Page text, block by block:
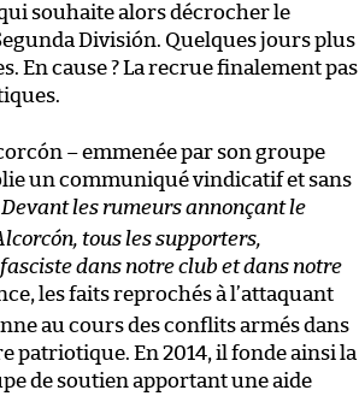
souhaite alors décrocher le
División. Quelques jours plus
En cause ? La recrue finalement pas
– emmenée par son groupe
un communiqué vindicatif et sans
Devant les rumeurs annonçant le
tous les supporters,
dans notre club et dans notre
les faits reprochés à l’attaquant
au cours des conflits armés dans
patriotique. En 2014, il fonde ainsi la
de soutien apportant une aide